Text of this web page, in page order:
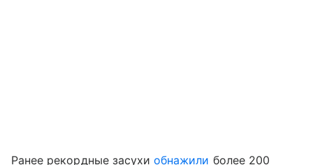
Ранее рекордные засухиобнажили более 200